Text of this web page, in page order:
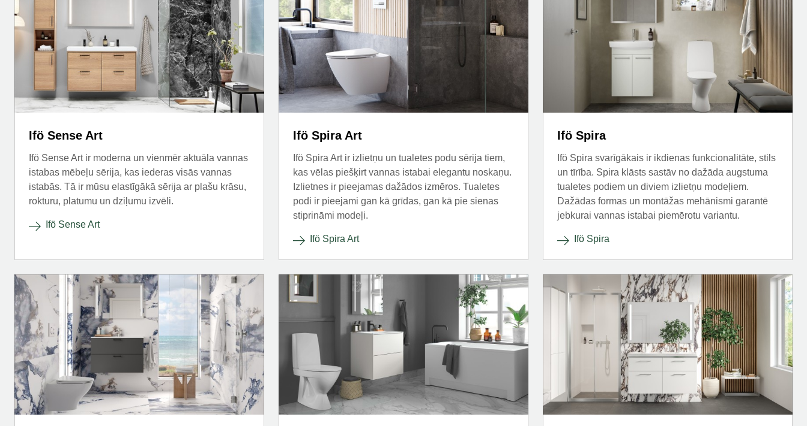
Ifö Sense Art
Ifö Sense Art ir moderna un vienmēr aktuāla vannas
istabas mēbeļu sērija, kas iederas visās vannas
istabās. Tā ir mūsu elastīgākā sērija ar plašu krāsu,
rokturu, platumu un dziļumu izvēli.
Ifö Sense Art
Ifö Spira Art
Ifö Spira Art ir izlietņu un tualetes podu sērija tiem,
kas vēlas piešķirt vannas istabai elegantu noskaņu.
Izlietnes ir pieejamas dažādos izmēros. Tualetes
podi ir pieejami gan kā grīdas, gan kā pie sienas
stiprināmi modeļi.
Ifö Spira Art
Ifö Spira
Ifö Spira svarīgākais ir ikdienas funkcionalitāte, stils
un tīrība. Spira klāsts sastāv no dažāda augstuma
tualetes podiem un diviem izlietņu modeļiem.
Dažādas formas un montāžas mehānismi garantē
jebkurai vannas istabai piemērotu variantu.
Ifö Spira